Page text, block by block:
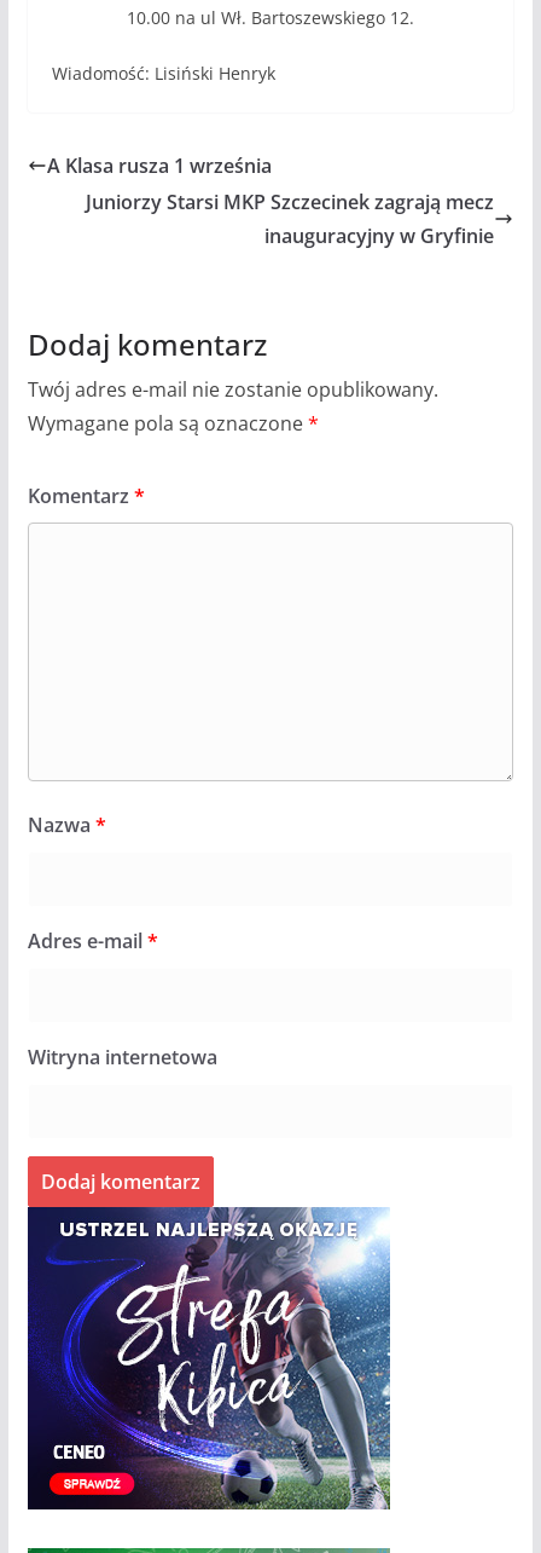
10.00 na ul Wł. Bartoszewskiego 12.
Wiadomość: Lisiński Henryk
A Klasa rusza 1 września
Juniorzy Starsi MKP Szczecinek zagrają mecz
inauguracyjny w Gryfinie
Dodaj komentarz
Twój adres e-mail nie zostanie opublikowany.
Wymagane pola są oznaczone*
Komentarz *
Nazwa *
Adres e-mail*
Witryna internetowa